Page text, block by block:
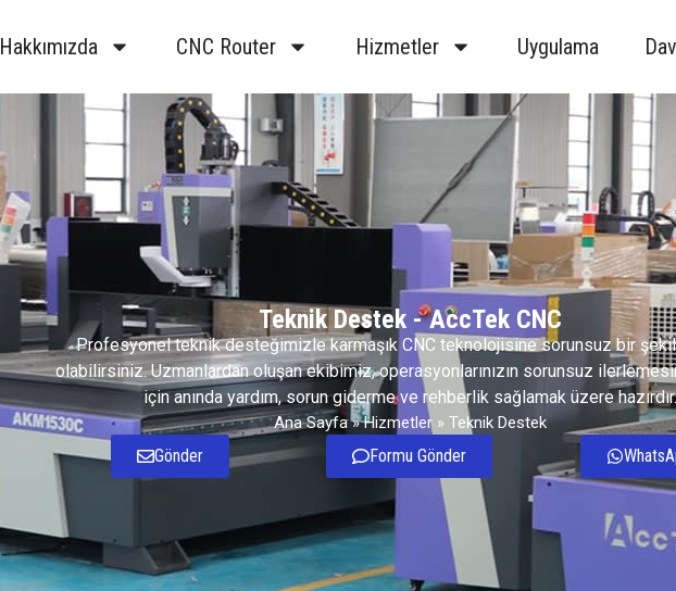
Hakkımızda CNC Router Hizmetler Uygulama
Teknik Destek - AccTek CNC
Profesyonel teknik desteğimizle karmaşık CNC teknolojisine sorunsuz bir
olabilirsiniz. Uzmanlardan oluşan ekibimiz, operasyonlarınızın sorunsuz
için anında yardım, sorun giderme ve rehberlik sağlamak üzere hazırdır.
Ana Sayfa»Hizmetler» Teknik Destek
Gönder Formu Gönder